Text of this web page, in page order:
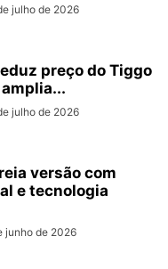
julho de 2026
preço do Tiggo
amplia...
julho de 2026
versão com
e tecnologia
junho de 2026